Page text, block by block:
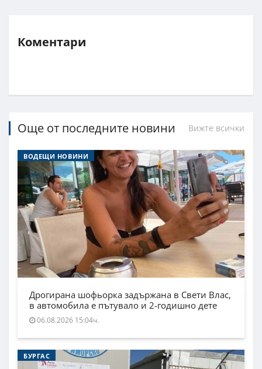
Коментари
Още от последните новини Вижте всички
ВОДЕЩИ НОВИНИ
Дрогирана шофьорка задържана в Свети Влас,
в автомобила е пътувало и 2-годишно дете
06.08.2026 15:04ч.
БУРГАС